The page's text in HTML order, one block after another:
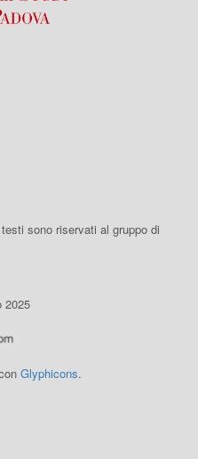
sono riservati al gruppo di
2025
Glyphicons.